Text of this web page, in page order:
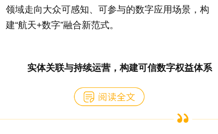
领域走向大众可感知、可参与的数字应用场景，构
建“航天+数字”融合新范式。
实体关联与持续运营，构建可信数字权益体系